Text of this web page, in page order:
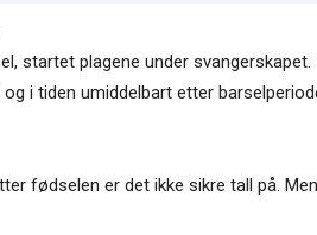
startet plagene under
i tiden umiddelbart etter
fødselen er det ikke sikre tall på.